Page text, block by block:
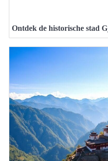
Ontdek de historische stad